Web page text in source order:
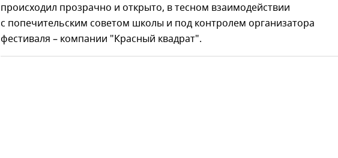
происходил прозрачно и открыто, в тесном взаимодействии
с попечительским советом школы и под контролем организатора
фестиваля – компании "Красный квадрат".